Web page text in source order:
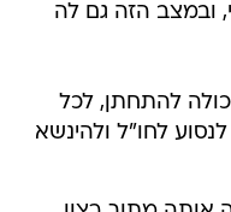
ובמצב הזה גם לה
להתחתן, לכל
לחו"ל ולהינשא